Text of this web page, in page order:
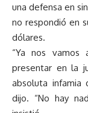
una defensa en
no respondió en
dólares.
“Ya nos
presentar en la
absoluta infamia
dijo. “No hay